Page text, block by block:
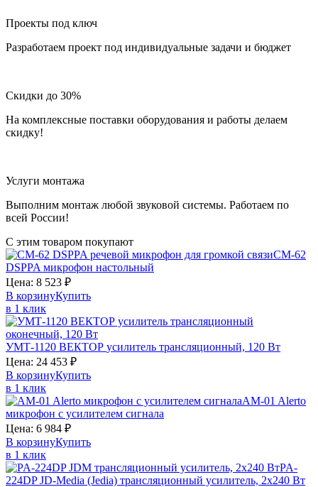
Проекты под ключ
Разработаем проект под индивидуальные задачи и бюджет
Скидки до 30%
На комплексные поставки оборудования и работы делаем
скидку!
Услуги монтажа
Выполним монтаж любой звуковой системы. Работаем по
всей России!
С этим товаром покупают
CM-62
DSPPA микрофон настольный
Цена: 8 523 ₽
В корзинуКупить
в 1 клик
УМТ-1120 ВЕКТОР усилитель трансляционный, 120 Вт
Цена: 24 453 ₽
В корзинуКупить
в 1 клик
AM-01 Alerto
микрофон с усилителем сигнала
Цена: 6 984 ₽
В корзинуКупить
в 1 клик
PA-
224DPJD-Media (Jedia) трансляционный усилитель, 2х240 Вт